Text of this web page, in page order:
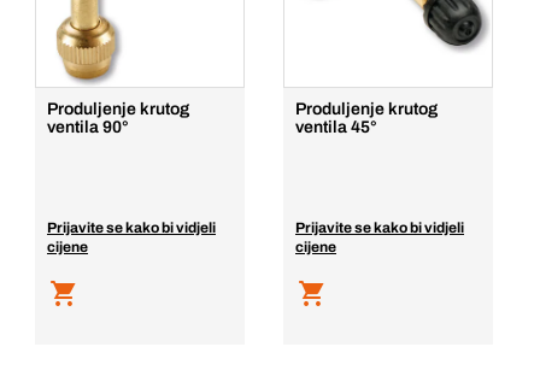
Produljenje krutog
ventila 90°
Prijavite se kako bi vidjeli
cijene
Produljenje krutog
ventila 45°
Prijavite se kako bi vidjeli
cijene